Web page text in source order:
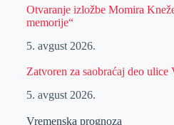
Otvaranje izložbe Momira
memorije“
5. avgust 2026.
Zatvoren za saobraćaj deo
5. avgust 2026.
Vremenska prognoza